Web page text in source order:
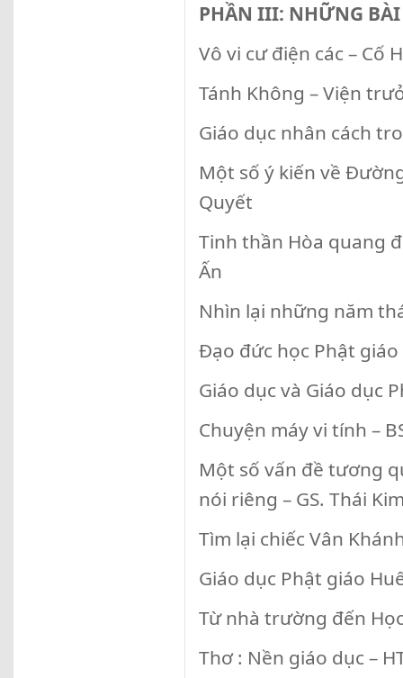
PHẦN III: NHỮNG BÀI
Vô vi cư điện các – Cố
Tánh Không – Viện
Giáo dục nhân cách
Một số ý kiến về
Quyết
Tinh thần Hòa quang
Ấn
Nhìn lại những năm
Đạo đức học Phật giáo
Giáo dục và Giáo dục
Chuyện máy vi tính –
Một số vấn đề tương
nói riêng – GS. Thái
Tìm lại chiếc Vân
Giáo dục Phật giáo
Từ nhà trường đến
Thơ : Nền giáo dục –